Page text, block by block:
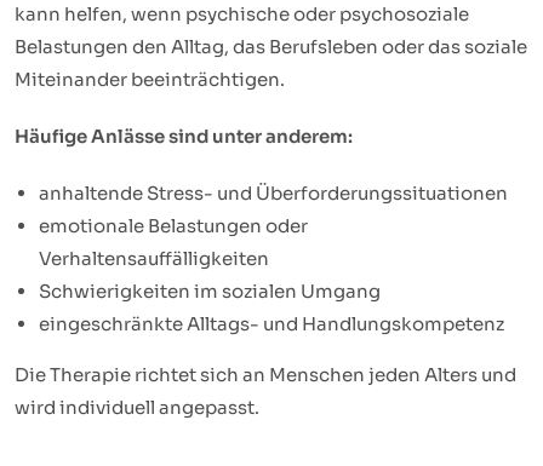
kann helfen, wenn psychische oder psychosoziale
Belastungen den Alltag, das Berufsleben oder das soziale
Miteinander beeinträchtigen.
Häufige Anlässe sind unter anderem:
anhaltende Stress- und Überforderungssituationen
emotionale Belastungen oder
Verhaltensauffälligkeiten
Schwierigkeiten im sozialen Umgang
eingeschränkte Alltags- und Handlungskompetenz
Die Therapie richtet sich an Menschen jeden Alters und
wird individuell angepasst.